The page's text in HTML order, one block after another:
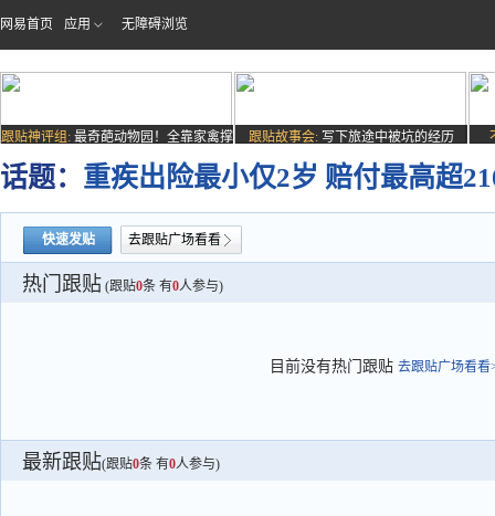
网易首页 应用 无障碍浏览
跟贴神评组: 最奇葩动物园！全靠家禽撑
场子
跟贴故事会: 写下旅途中被坑的经历
话题： 重疾出险最小仅2岁 赔付最高超
快速发贴 去跟贴广场看看
热门跟贴 (跟贴0条 有0人参与)
目前没有热门跟贴 去跟贴广场看看
最新跟贴(跟贴0条 有0人参与)